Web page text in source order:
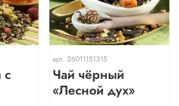
с
арт. 26011151315
Чай чёрный
«Лесной дух»